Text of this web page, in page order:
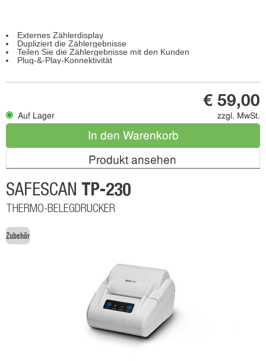
Externes Zählerdisplay
Dupliziert die Zählergebnisse
Teilen Sie die Zählergebnisse mit den Kunden
Plug-&-Play-Konnektivität
Auf Lager
€ 59,00
zzgl. MwSt.
In den Warenkorb
Produkt ansehen
SAFESCAN TP-230
THERMO-BELEGDRUCKER
Zubehör